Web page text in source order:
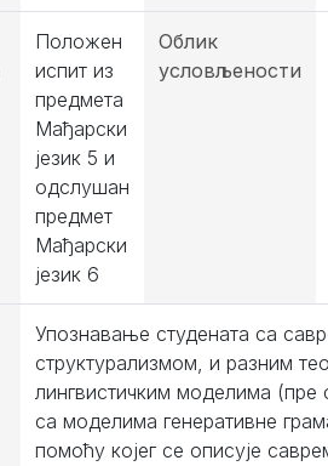
Положен
испит из
предмета
Мађарски
језик 5 и
одслушан
предмет
Мађарски
језик 6
Облик
условљености
Упознавање студената са
структурализмом, и разним
лингвистичким моделима (пре
са моделима генеративне
помоћу којег се описујe